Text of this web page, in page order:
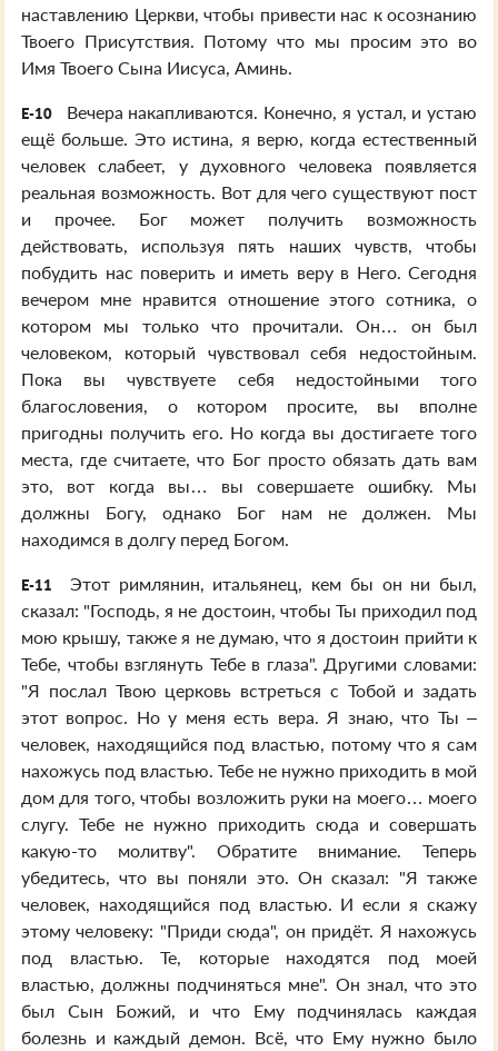
наставлению Церкви, чтобы привести нас к осознанию
Твоего Присутствия. Потому что мы просим это во
Имя Твоего Сына Иисуса, Аминь.
E-10
Вечера накапливаются. Конечно, я устал, и устаю
ещё больше. Это истина, я верю, когда естественный
человек слабеет, у духовного человека появляется
реальная возможность. Вот для чего существуют пост
и прочее. Бог может получить возможность
действовать, используя пять наших чувств, чтобы
побудить нас поверить и иметь веру в Него. Сегодня
вечером мне нравится отношение этого сотника, о
котором мы только что прочитали. Он… он был
человеком, который чувствовал себя недостойным.
Пока вы чувствуете себя недостойными того
благословения, о котором просите, вы вполне
пригодны получить его. Но когда вы достигаете того
места, где считаете, что Бог просто обязать дать вам
это, вот когда вы… вы совершаете ошибку. Мы
должны Богу, однако Бог нам не должен. Мы
находимся в долгу перед Богом.
E-11
Этот римлянин, итальянец, кем бы он ни был,
сказал: "Господь, я не достоин, чтобы Ты приходил под
мою крышу, также я не думаю, что я достоин прийти к
Тебе, чтобы взглянуть Тебе в глаза". Другими словами:
"Я послал Твою церковь встреться с Тобой и задать
этот вопрос. Но у меня есть вера. Я знаю, что Ты –
человек, находящийся под властью, потому что я сам
нахожусь под властью. Тебе не нужно приходить в мой
дом для того, чтобы возложить руки на моего… моего
слугу. Тебе не нужно приходить сюда и совершать
какую-то молитву". Обратите внимание. Теперь
убедитесь, что вы поняли это. Он сказал: "Я также
человек, находящийся под властью. И если я скажу
этому человеку: "Приди сюда", он придёт. Я нахожусь
под властью. Те, которые находятся под моей
властью, должны подчиняться мне". Он знал, что это
был Сын Божий, и что Ему подчинялась каждая
болезнь и каждый демон. Всё, что Ему нужно было